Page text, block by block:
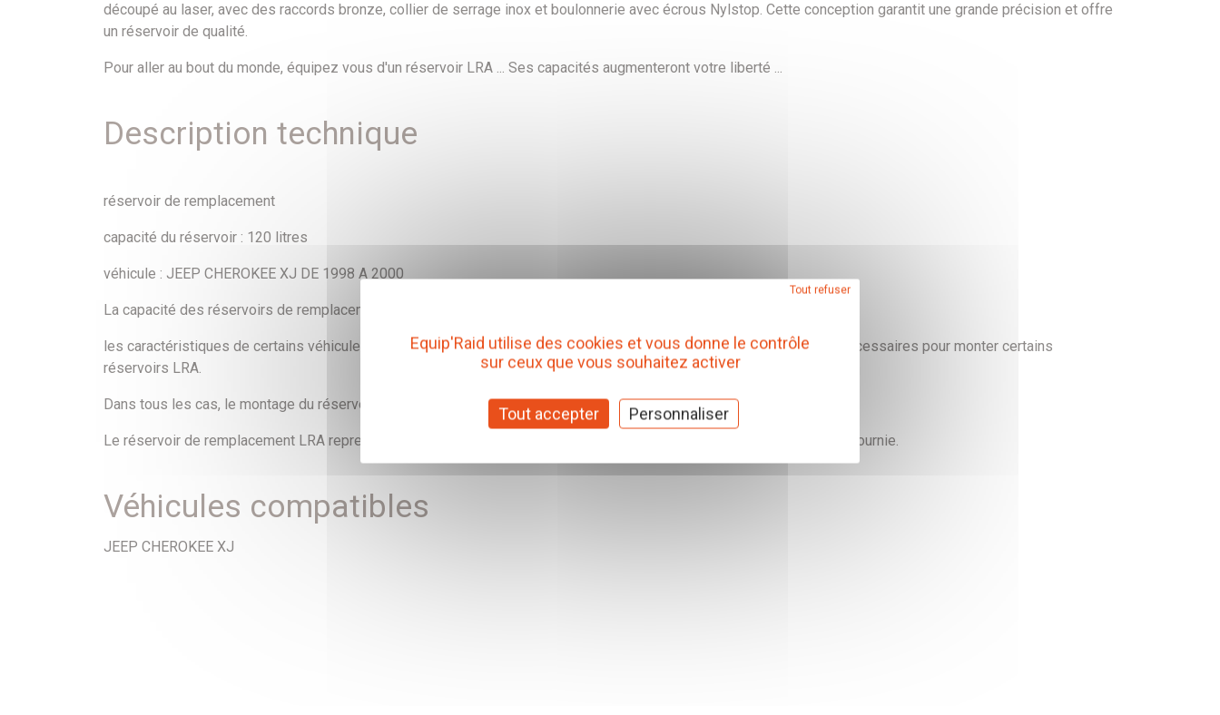
découpé au laser, avec des raccords bronze, collier de serrage inox et boulonnerie avec écrous Nylstop. Cette conception garantit une grande précision et offre
un réservoir de qualité.
Pour aller au bout du monde, équipez vous d'un réservoir LRA ... Ses capacités augmenteront votre liberté ...
Description technique
réservoir de remplacement
capacité du réservoir : 120 litres
véhicule : JEEP CHEROKEE XJ DE 1998 A 2000
La capacité des réservoirs de remplacement LRA est donnée à titre indicatif (à plus ou moins 5 litres près).
les caractéristiques de certains véhicules peuvent varier selon le pays d'origine, quelques adaptations peuvent être nécessaires pour monter certains
réservoirs LRA.
Dans tous les cas, le montage du réservoir de remplacement LRA par un spécialiste est préconisé.
Le réservoir de remplacement LRA reprend le plongeur et le flotteur du réservoir d'origine, une rallonge de flotteur est fournie.
Véhicules compatibles
JEEP CHEROKEE XJ
Equip'Raid utilise des cookies et vous donne le contrôle
sur ceux que vous souhaitez activer
Tout accepter
Tout refuser
Personnaliser